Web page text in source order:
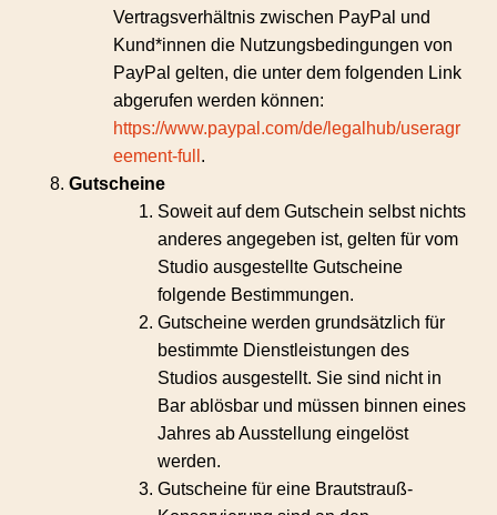
Vertragsverhältnis zwischen PayPal und
Kund*innen die Nutzungsbedingungen von
PayPal gelten, die unter dem folgenden Link
abgerufen werden können:
https://www.paypal.com/de/legalhub/useragr
eement-full .
Gutscheine
Soweit auf dem Gutschein selbst nichts
anderes angegeben ist, gelten für vom
Studio ausgestellte Gutscheine
folgende Bestimmungen.
Gutscheine werden grundsätzlich für
bestimmte Dienstleistungen des
Studios ausgestellt. Sie sind nicht in
Bar ablösbar und müssen binnen eines
Jahres ab Ausstellung eingelöst
werden.
Gutscheine für eine Brautstrauß-